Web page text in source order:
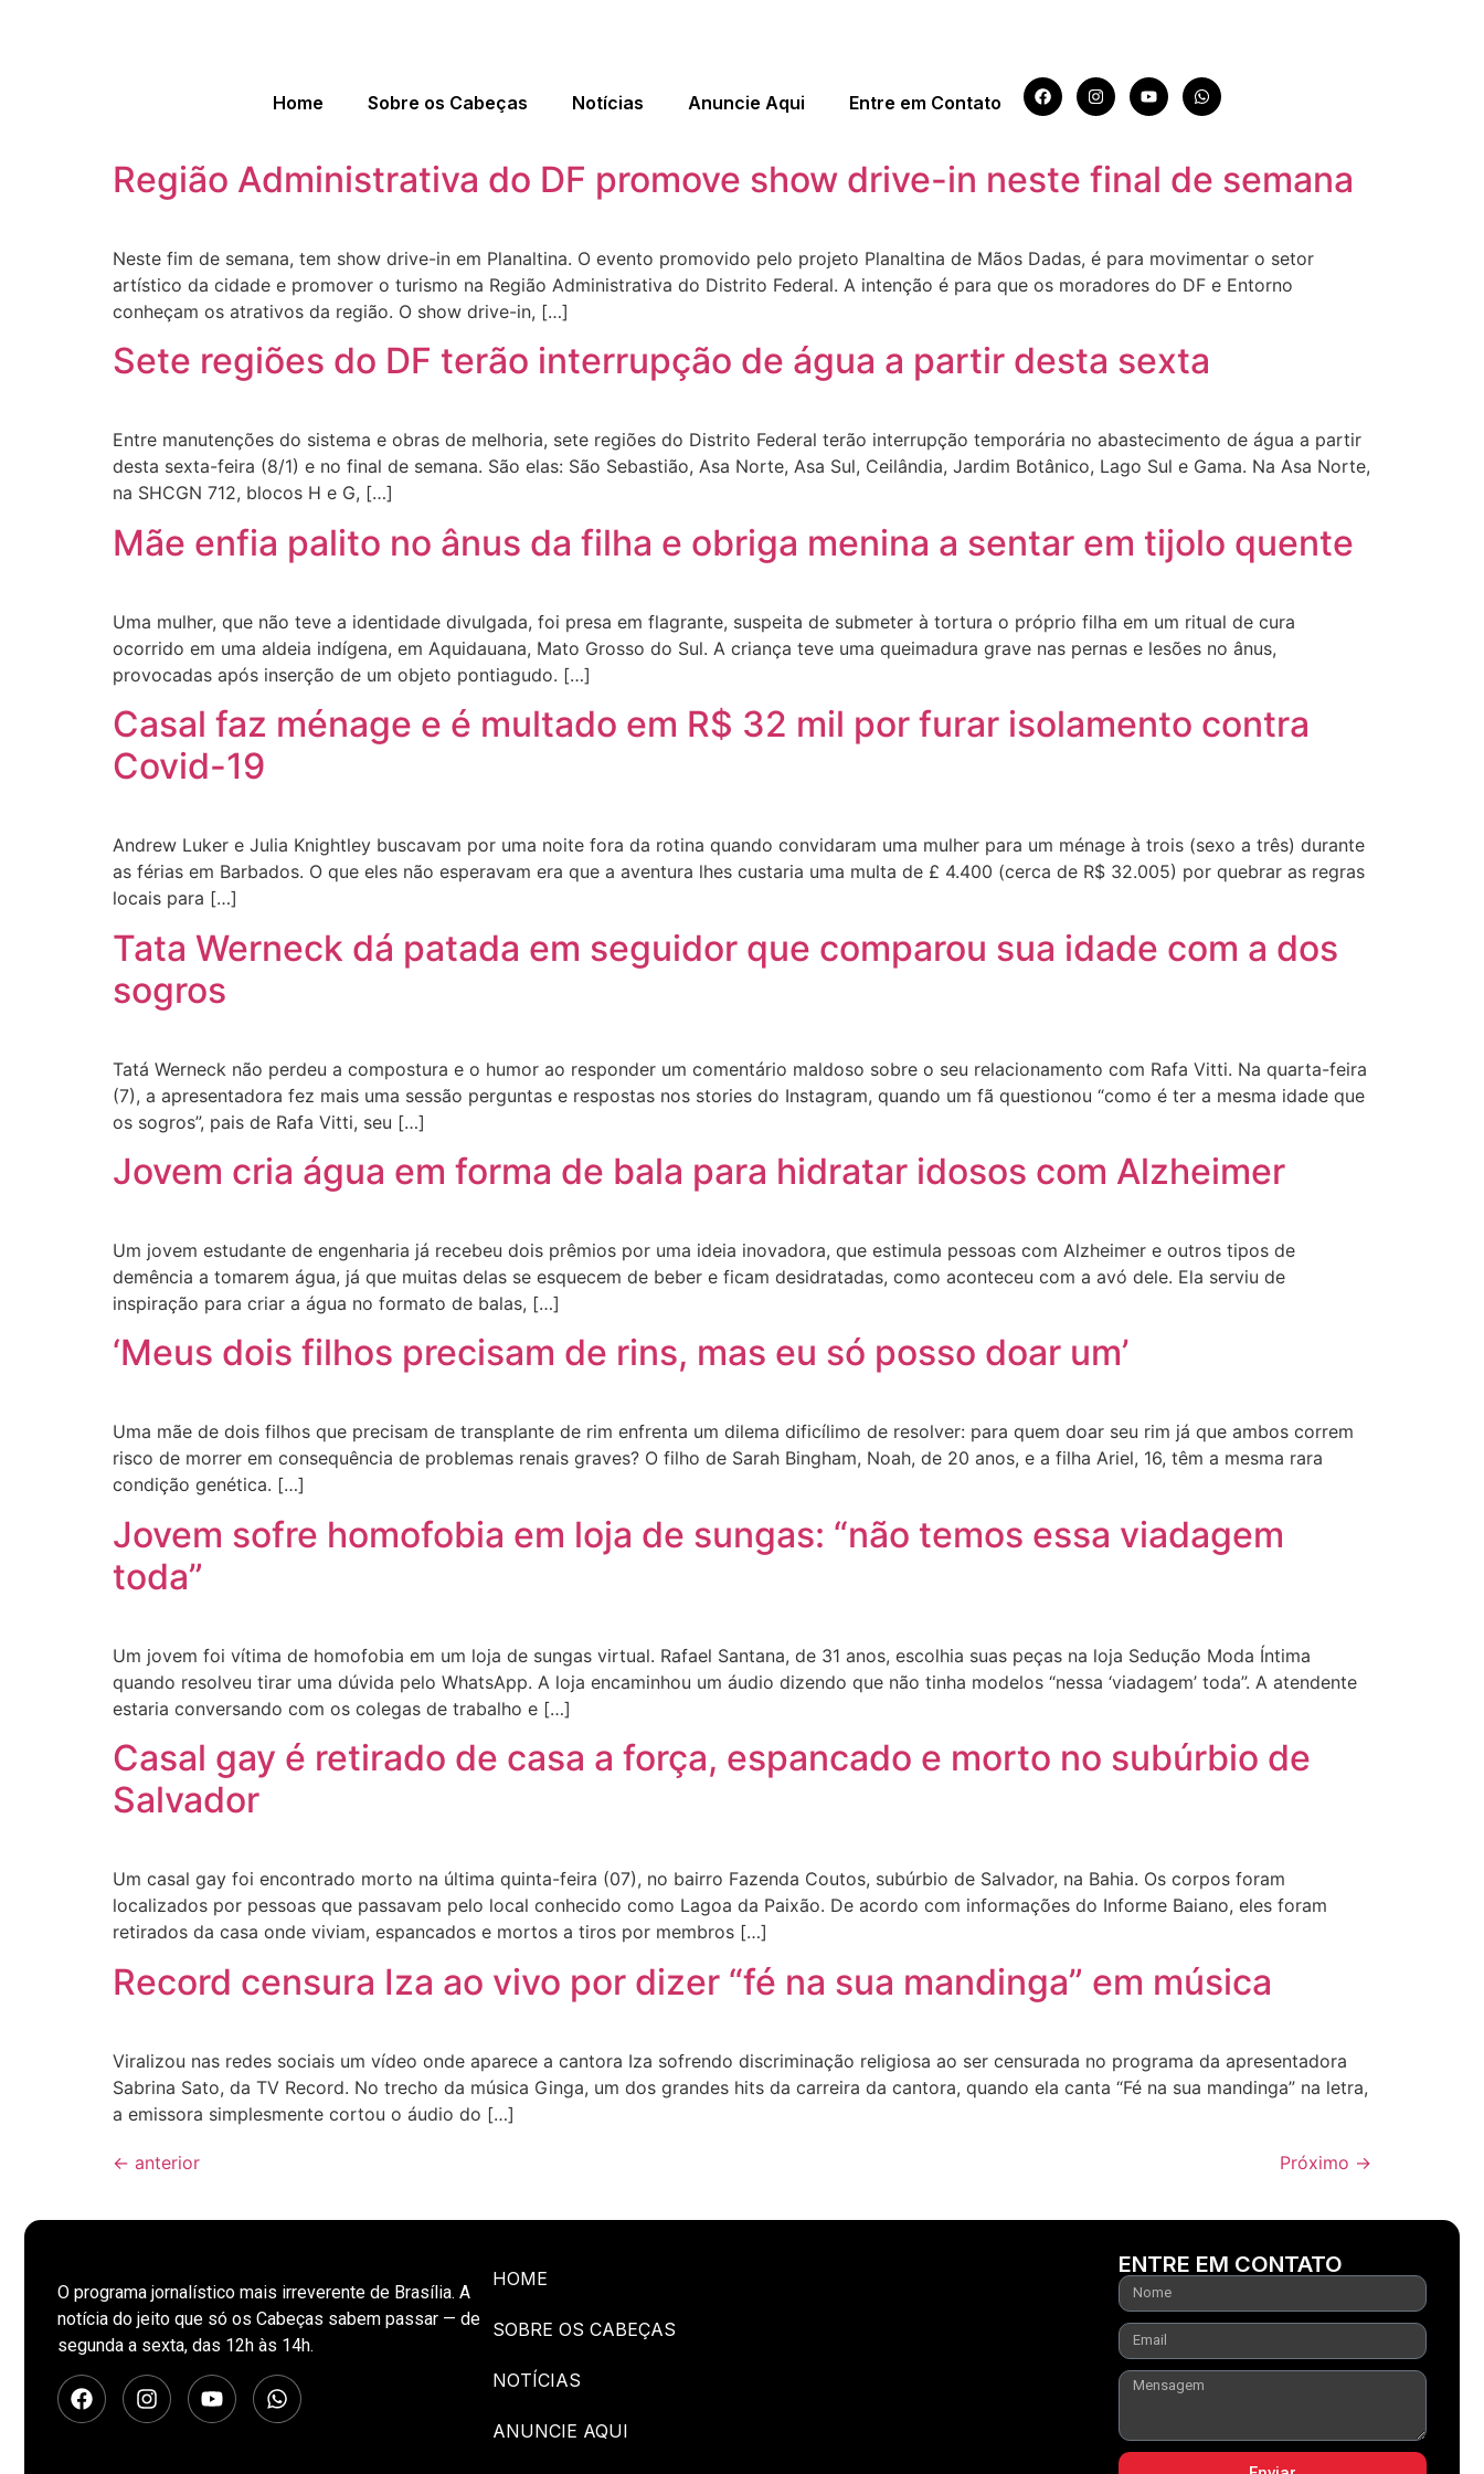
Home Sobre os Cabeças Notícias Anuncie Aqui Entre em Contato
Região Administrativa do DF promove show drive-in neste final de semana
Neste fim de semana, tem show drive-in em Planaltina. O evento promovido pelo projeto Planaltina de Mãos Dadas, é para movimentar o setor
artístico da cidade e promover o turismo na Região Administrativa do Distrito Federal. A intenção é para que os moradores do DF e Entorno
conheçam os atrativos da região. O show drive-in, […]
Sete regiões do DF terão interrupção de água a partir desta sexta
Entre manutenções do sistema e obras de melhoria, sete regiões do Distrito Federal terão interrupção temporária no abastecimento de água a partir
desta sexta-feira (8/1) e no final de semana. São elas: São Sebastião, Asa Norte, Asa Sul, Ceilândia, Jardim Botânico, Lago Sul e Gama. Na Asa Norte,
na SHCGN 712, blocos H e G, […]
Mãe enfia palito no ânus da filha e obriga menina a sentar em tijolo quente
Uma mulher, que não teve a identidade divulgada, foi presa em flagrante, suspeita de submeter à tortura o próprio filha em um ritual de cura
ocorrido em uma aldeia indígena, em Aquidauana, Mato Grosso do Sul. A criança teve uma queimadura grave nas pernas e lesões no ânus,
provocadas após inserção de um objeto pontiagudo. […]
Casal faz ménage e é multado em R$ 32 mil por furar isolamento contra
Covid-19
Andrew Luker e Julia Knightley buscavam por uma noite fora da rotina quando convidaram uma mulher para um ménage à trois (sexo a três) durante
as férias em Barbados. O que eles não esperavam era que a aventura lhes custaria uma multa de £ 4.400 (cerca de R$ 32.005) por quebrar as regras
locais para […]
Tata Werneck dá patada em seguidor que comparou sua idade com a dos
sogros
Tatá Werneck não perdeu a compostura e o humor ao responder um comentário maldoso sobre o seu relacionamento com Rafa Vitti. Na quarta-feira
(7), a apresentadora fez mais uma sessão perguntas e respostas nos stories do Instagram, quando um fã questionou “como é ter a mesma idade que
os sogros”, pais de Rafa Vitti, seu […]
Jovem cria água em forma de bala para hidratar idosos com Alzheimer
Um jovem estudante de engenharia já recebeu dois prêmios por uma ideia inovadora, que estimula pessoas com Alzheimer e outros tipos de
demência a tomarem água, já que muitas delas se esquecem de beber e ficam desidratadas, como aconteceu com a avó dele. Ela serviu de
inspiração para criar a água no formato de balas, […]
‘Meus dois filhos precisam de rins, mas eu só posso doar um’
Uma mãe de dois filhos que precisam de transplante de rim enfrenta um dilema dificílimo de resolver: para quem doar seu rim já que ambos correm
risco de morrer em consequência de problemas renais graves? O filho de Sarah Bingham, Noah, de 20 anos, e a filha Ariel, 16, têm a mesma rara
condição genética. […]
Jovem sofre homofobia em loja de sungas: “não temos essa viadagem
toda”
Um jovem foi vítima de homofobia em um loja de sungas virtual. Rafael Santana, de 31 anos, escolhia suas peças na loja Sedução Moda Íntima
quando resolveu tirar uma dúvida pelo WhatsApp. A loja encaminhou um áudio dizendo que não tinha modelos “nessa ‘viadagem’ toda”. A atendente
estaria conversando com os colegas de trabalho e […]
Casal gay é retirado de casa a força, espancado e morto no subúrbio de
Salvador
Um casal gay foi encontrado morto na última quinta-feira (07), no bairro Fazenda Coutos, subúrbio de Salvador, na Bahia. Os corpos foram
localizados por pessoas que passavam pelo local conhecido como Lagoa da Paixão. De acordo com informações do Informe Baiano, eles foram
retirados da casa onde viviam, espancados e mortos a tiros por membros […]
Record censura Iza ao vivo por dizer “fé na sua mandinga” em música
Viralizou nas redes sociais um vídeo onde aparece a cantora Iza sofrendo discriminação religiosa ao ser censurada no programa da apresentadora
Sabrina Sato, da TV Record. No trecho da música Ginga, um dos grandes hits da carreira da cantora, quando ela canta “Fé na sua mandinga” na letra,
a emissora simplesmente cortou o áudio do […]
← anterior Próximo →
O programa jornalístico mais irreverente de Brasília. A
notícia do jeito que só os Cabeças sabem passar — de
segunda a sexta, das 12h às 14h.
HOME
SOBRE OS CABEÇAS
NOTÍCIAS
ANUNCIE AQUI
ENTRE EM CONTATO